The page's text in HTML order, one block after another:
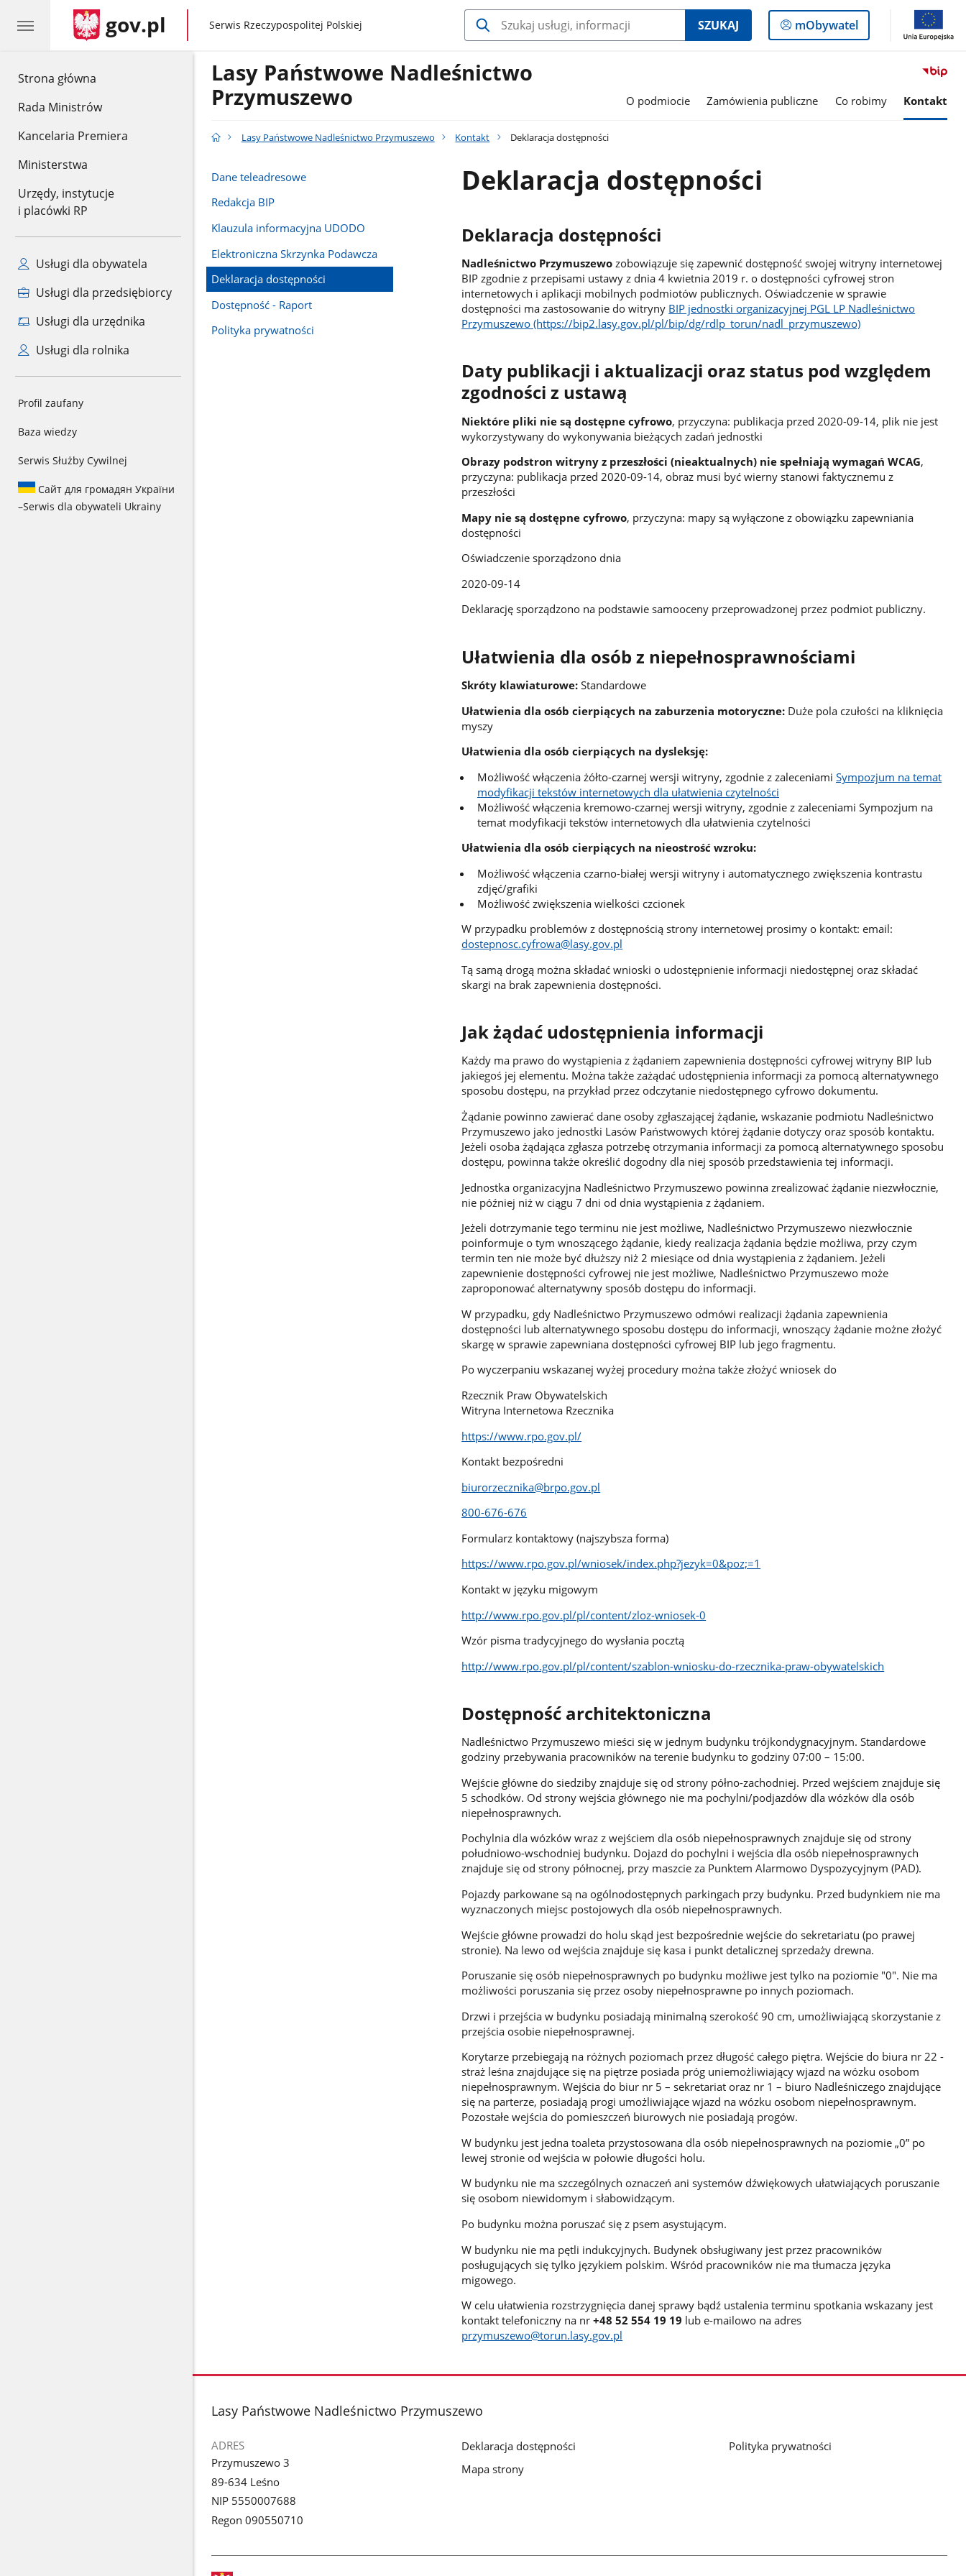
Strona główna
Rada Ministrów
Kancelaria Premiera
Ministerstwa
Urzędy, instytucje
i placówki RP
Usługi dla obywatela
Usługi dla przedsiębiorcy
Usługi dla urzędnika
Usługi dla rolnika
Profil zaufany
Baza wiedzy
Serwis Służby Cywilnej
Сайт для громадян України
–Serwis dla obywateli Ukrainy
gov.pl gov.pl
Serwis Rzeczypospolitej Polskiej SZUKAJ
Logowanie
do
mObywatel
Lasy Państwowe Nadleśnictwo
Przymuszewo
O podmiocie Zamówienia publiczne Co robimy Kontakt
Lasy Państwowe Nadleśnictwo Przymuszewo Kontakt Deklaracja dostępności
Dane teleadresowe
Redakcja BIP
Klauzula informacyjna UDODO
Elektroniczna Skrzynka Podawcza
Deklaracja dostępności
Dostępność - Raport
Polityka prywatności
Deklaracja dostępności
Deklaracja dostępności
Nadleśnictwo Przymuszewozobowiązuje się zapewnić dostępność swojej witryny internetowej
BIP zgodnie z przepisami ustawy z dnia 4 kwietnia 2019 r. o dostępności cyfrowej stron
internetowych i aplikacji mobilnych podmiotów publicznych. Oświadczenie w sprawie
dostępności ma zastosowanie do witryny BIP jednostki organizacyjnej PGL LP Nadleśnictwo
Przymuszewo (https://bip2.lasy.gov.pl/pl/bip/dg/rdlp_torun/nadl_przymuszewo)
Daty publikacji i aktualizacji oraz status pod względem
zgodności z ustawą
Niektóre pliki nie są dostępne cyfrowo, przyczyna: publikacja przed 2020-09-14, plik nie jest
wykorzystywany do wykonywania bieżących zadań jednostki
Obrazy podstron witryny z przeszłości (nieaktualnych) nie spełniają wymagań WCAG,
przyczyna: publikacja przed 2020-09-14, obraz musi być wierny stanowi faktycznemu z
przeszłości
Mapy nie są dostępne cyfrowo, przyczyna: mapy są wyłączone z obowiązku zapewniania
dostępności
Oświadczenie sporządzono dnia
2020-09-14
Deklarację sporządzono na podstawie samooceny przeprowadzonej przez podmiot publiczny.
Ułatwienia dla osób z niepełnosprawnościami
Skróty klawiaturowe:Standardowe
Ułatwienia dla osób cierpiących na zaburzenia motoryczne: Duże pola czułości na kliknięcia
myszy
Ułatwienia dla osób cierpiących na dysleksję:
Możliwość włączenia żółto-czarnej wersji witryny, zgodnie z zaleceniamiSympozjum na temat
modyfikacji tekstów internetowych dla ułatwienia czytelności
Możliwość włączenia kremowo-czarnej wersji witryny, zgodnie z zaleceniami Sympozjum na
temat modyfikacji tekstów internetowych dla ułatwienia czytelności
Ułatwienia dla osób cierpiących na nieostrość wzroku:
Możliwość włączenia czarno-białej wersji witryny i automatycznego zwiększenia kontrastu
zdjęć/grafiki
Możliwość zwiększenia wielkości czcionek
W przypadku problemów z dostępnością strony internetowej prosimy o kontakt: email:
dostepnosc.cyfrowa@lasy.gov.pl
Tą samą drogą można składać wnioski o udostępnienie informacji niedostępnej oraz składać
skargi na brak zapewnienia dostępności.
Jak żądać udostępnienia informacji
Każdy ma prawo do wystąpienia z żądaniem zapewnienia dostępności cyfrowej witryny BIP lub
jakiegoś jej elementu. Można także zażądać udostępnienia informacji za pomocą alternatywnego
sposobu dostępu, na przykład przez odczytanie niedostępnego cyfrowo dokumentu.
Żądanie powinno zawierać dane osoby zgłaszającej żądanie, wskazanie podmiotu Nadleśnictwo
Przymuszewo jako jednostki Lasów Państwowych której żądanie dotyczy oraz sposób kontaktu.
Jeżeli osoba żądająca zgłasza potrzebę otrzymania informacji za pomocą alternatywnego sposobu
dostępu, powinna także określić dogodny dla niej sposób przedstawienia tej informacji.
Jednostka organizacyjna Nadleśnictwo Przymuszewo powinna zrealizować żądanie niezwłocznie,
nie później niż w ciągu 7 dni od dnia wystąpienia z żądaniem.
Jeżeli dotrzymanie tego terminu nie jest możliwe, Nadleśnictwo Przymuszewo niezwłocznie
poinformuje o tym wnoszącego żądanie, kiedy realizacja żądania będzie możliwa, przy czym
termin ten nie może być dłuższy niż 2 miesiące od dnia wystąpienia z żądaniem. Jeżeli
zapewnienie dostępności cyfrowej nie jest możliwe, Nadleśnictwo Przymuszewo może
zaproponować alternatywny sposób dostępu do informacji.
W przypadku, gdy Nadleśnictwo Przymuszewo odmówi realizacji żądania zapewnienia
dostępności lub alternatywnego sposobu dostępu do informacji, wnoszący żądanie możne złożyć
skargę w sprawie zapewniana dostępności cyfrowej BIP lub jego fragmentu.
Po wyczerpaniu wskazanej wyżej procedury można także złożyć wniosek do
Rzecznik Praw Obywatelskich
Witryna Internetowa Rzecznika
https://www.rpo.gov.pl/
Kontakt bezpośredni
biurorzecznika@brpo.gov.pl
800-676-676
Formularz kontaktowy (najszybsza forma)
https://www.rpo.gov.pl/wniosek/index.php?jezyk=0&poz;=1
Kontakt w języku migowym
http://www.rpo.gov.pl/pl/content/zloz-wniosek-0
Wzór pisma tradycyjnego do wysłania pocztą
http://www.rpo.gov.pl/pl/content/szablon-wniosku-do-rzecznika-praw-obywatelskich
Dostępność architektoniczna
Nadleśnictwo Przymuszewo mieści się w jednym budynku trójkondygnacyjnym. Standardowe
godziny przebywania pracowników na terenie budynku to godziny 07:00 – 15:00.
Wejście główne do siedziby znajduje się od strony półno-zachodniej. Przed wejściem znajduje się
5 schodków. Od strony wejścia głównego nie ma pochylni/podjazdów dla wózków dla osób
niepełnosprawnych.
Pochylnia dla wózków wraz z wejściem dla osób niepełnosprawnych znajduje się od strony
południowo-wschodniej budynku. Dojazd do pochylni i wejścia dla osób niepełnosprawnych
znajduje się od strony północnej, przy maszcie za Punktem Alarmowo Dyspozycyjnym (PAD).
Pojazdy parkowane są na ogólnodostępnych parkingach przy budynku. Przed budynkiem nie ma
wyznaczonych miejsc postojowych dla osób niepełnosprawnych.
Wejście główne prowadzi do holu skąd jest bezpośrednie wejście do sekretariatu (po prawej
stronie). Na lewo od wejścia znajduje się kasa i punkt detalicznej sprzedaży drewna.
Poruszanie się osób niepełnosprawnych po budynku możliwe jest tylko na poziomie "0". Nie ma
możliwości poruszania się przez osoby niepełnosprawne po innych poziomach.
Drzwi i przejścia w budynku posiadają minimalną szerokość 90 cm, umożliwiającą skorzystanie z
przejścia osobie niepełnosprawnej.
Korytarze przebiegają na różnych poziomach przez długość całego piętra. Wejście do biura nr 22 -
straż leśna znajdujące się na piętrze posiada próg uniemożliwiający wjazd na wózku osobom
niepełnosprawnym. Wejścia do biur nr 5 – sekretariat oraz nr 1 – biuro Nadleśniczego znajdujące
się na parterze, posiadają progi umożliwiające wjazd na wózku osobom niepełnosprawnym.
Pozostałe wejścia do pomieszczeń biurowych nie posiadają progów.
W budynku jest jedna toaleta przystosowana dla osób niepełnosprawnych na poziomie „0” po
lewej stronie od wejścia w połowie długości holu.
W budynku nie ma szczególnych oznaczeń ani systemów dźwiękowych ułatwiających poruszanie
się osobom niewidomym i słabowidzącym.
Po budynku można poruszać się z psem asystującym.
W budynku nie ma pętli indukcyjnych. Budynek obsługiwany jest przez pracowników
posługujących się tylko językiem polskim. Wśród pracowników nie ma tłumacza języka
migowego.
W celu ułatwienia rozstrzygnięcia danej sprawy bądź ustalenia terminu spotkania wskazany jest
kontakt telefoniczny na nr+48 52 554 19 19 lub e-mailowo na adres
przymuszewo@torun.lasy.gov.pl
stopka
Lasy Państwowe Nadleśnictwo Przymuszewo
ADRES
Przymuszewo 3
89-634 Leśno
NIP 5550007688
Regon 090550710
Deklaracja dostępności
Mapa strony
Polityka prywatności